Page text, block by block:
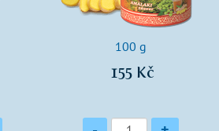
100 g
155 Kč
Množství